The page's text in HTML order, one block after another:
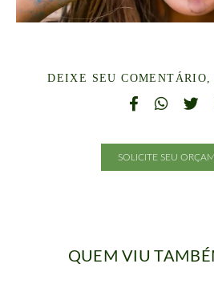
DEIXE SEU COMENTÁRIO,
SOLICITE SEU
QUEM VIU